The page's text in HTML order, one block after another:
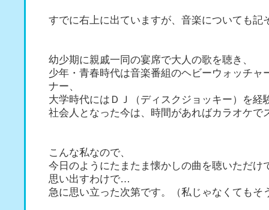
すでに右上に出ていますが、音楽についても
幼少期に親戚一同の宴席で大人の歌を聴き、
少年・青春時代は音楽番組のヘビーウォッチャ
ナー、
大学時代にはＤＪ（ディスクジョッキー）を経
社会人となった今は、時間があればカラオケで
こんな私なので、
今日のようにたまたま懐かしの曲を聴いただけ
思い出すわけで…
急に思い立った次第です。（私じゃなくてもそ